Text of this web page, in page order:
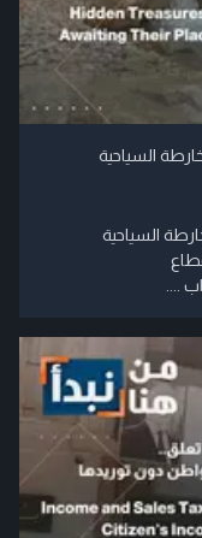
السياحية
السياحية
....